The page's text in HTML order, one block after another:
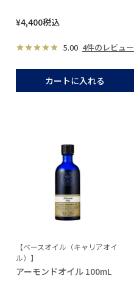
¥4,400税込
5.00 4件のレビュー
カートに入れる
【ベースオイル（キャリアオイ
ル）】
アーモンドオイル 100mL